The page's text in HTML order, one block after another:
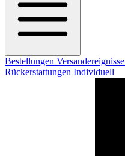
Bestellungen Versandereignisse
Rückerstattungen Individuell